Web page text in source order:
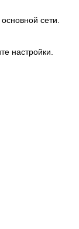
сети.
настройки.